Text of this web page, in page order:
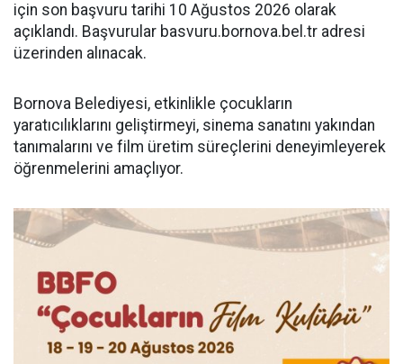
için son başvuru tarihi 10 Ağustos 2026 olarak
açıklandı. Başvurular basvuru.bornova.bel.tr adresi
üzerinden alınacak.
Bornova Belediyesi, etkinlikle çocukların
yaratıcılıklarını geliştirmeyi, sinema sanatını yakından
tanımalarını ve film üretim süreçlerini deneyimleyerek
öğrenmelerini amaçlıyor.